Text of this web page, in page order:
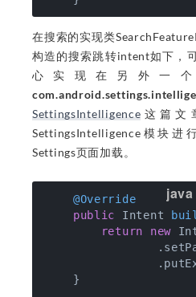
在搜索的实现类
构造的搜索跳转intent如下，
心实现在另外一
SettingsIntelligence 这篇文
SettingsIntelligence模块
Settings页面加载。
@Override
public Intent
return
new
    }